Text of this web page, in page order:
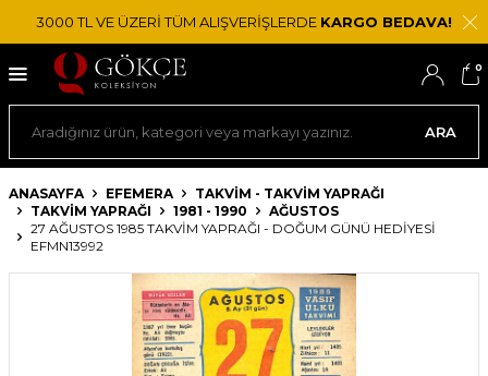
3000 TL VE ÜZERİ TÜM ALIŞVERİŞLERDE KARGO BEDAVA!
ARA
0
ANASAYFA EFEMERA
TAKVIM - TAKVIM YAPRAĞI
TAKVIM YAPRAĞI
1981 - 1990
AĞUSTOS
27 AĞUSTOS 1985 TAKVIM YAPRAĞI - DOĞUM GÜNÜ HEDIYESI
EFMN13992